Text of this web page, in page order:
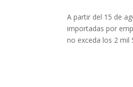
A partir del 15 de
importadas por
no exceda los 2 mil